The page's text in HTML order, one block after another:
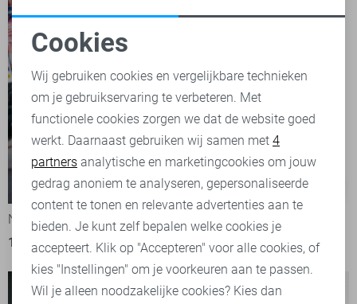
-50%
Noisy may sweater
13,50 26,99
Noisy may Jurk
31,50 44,99
Noodzakelijke cookies
Personalisatie cookies
Analytische cookies
Marketing cookies
Cookies
Wij gebruiken cookies en vergelijkbare technieken
om je gebruikservaring te verbeteren. Met
functionele cookies zorgen we dat de website goed
werkt. Daarnaast gebruiken wij samen met 4
partners analytische en marketingcookies om jouw
gedrag anoniem te analyseren, gepersonaliseerde
content te tonen en relevante advertenties aan te
bieden. Je kunt zelf bepalen welke cookies je
accepteert. Klik op "Accepteren" voor alle cookies, of
kies "Instellingen" om je voorkeuren aan te passen.
Wil je alleen noodzakelijke cookies? Kies dan